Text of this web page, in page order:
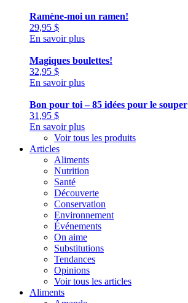
Ramène-moi un ramen!
29,95 $
En savoir plus
Magiques boulettes!
32,95 $
En savoir plus
Bon pour toi – 85 idées pour le souper
31,95 $
En savoir plus
Voir tous les produits
Articles
Aliments
Nutrition
Santé
Découverte
Conservation
Environnement
Événements
On aime
Substitutions
Tendances
Opinions
Voir tous les articles
Aliments